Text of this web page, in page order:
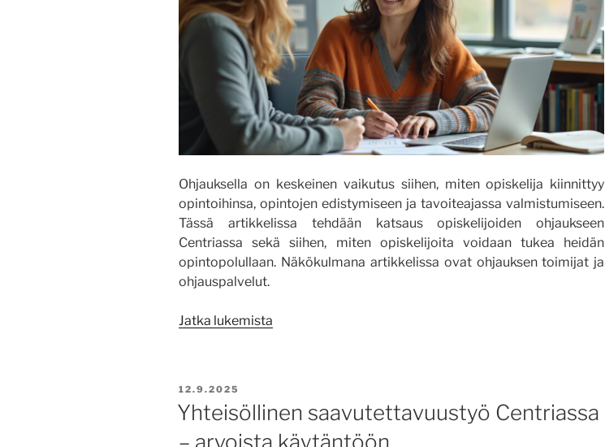
Ohjauksella on keskeinen vaikutus siihen, miten opiskelija kiinnittyy
opintoihinsa, opintojen edistymiseen ja tavoiteajassa valmistumiseen.
Tässä artikkelissa tehdään katsaus opiskelijoiden ohjaukseen
Centriassa sekä siihen, miten opiskelijoita voidaan tukea heidän
opintopolullaan. Näkökulmana artikkelissa ovat ohjauksen toimijat ja
ohjauspalvelut.
Jatka lukemista
JULKAISTU
12.9.2025
Yhteisöllinen saavutettavuustyö Centriassa
– arvoista käytäntöön